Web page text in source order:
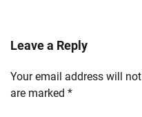
Leave a Reply
Your email address will
are marked *